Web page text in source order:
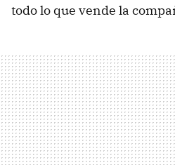
todo lo que vende la